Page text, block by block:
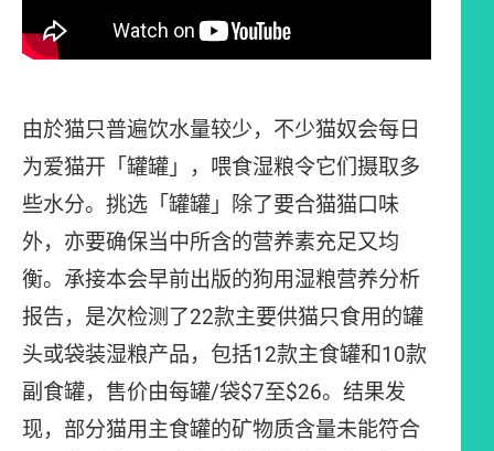
由於猫只普遍饮水量较少，不少猫奴会每日
为爱猫开「罐罐」，喂食湿粮令它们摄取多
些水分。挑选「罐罐」除了要合猫猫口味
外，亦要确保当中所含的营养素充足又均
衡。承接本会早前出版的狗用湿粮营养分析
报告，是次检测了22款主要供猫只食用的罐
头或袋装湿粮产品，包括12款主食罐和10款
副食罐，售价由每罐/袋$7至$26。结果发
现，部分猫用主食罐的矿物质含量未能符合